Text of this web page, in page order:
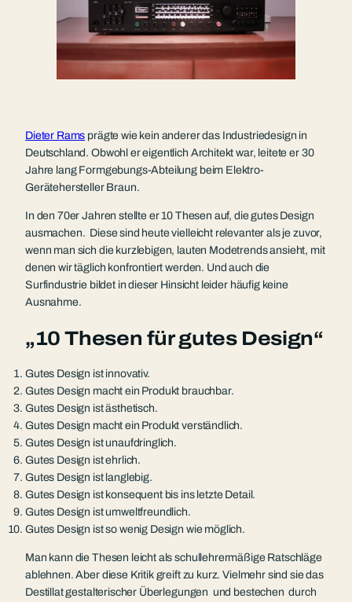
Dieter Rams prägte wie kein anderer das Industriedesign in
Deutschland. Obwohl er eigentlich Architekt war, leitete er 30
Jahre lang Formgebungs-Abteilung beim Elektro-
Gerätehersteller Braun.
In den 70er Jahren stellte er 10 Thesen auf, die gutes Design
ausmachen. Diese sind heute vielleicht relevanter als je zuvor,
wenn man sich die kurzlebigen, lauten Modetrends ansieht, mit
denen wir täglich konfrontiert werden. Und auch die
Surfindustrie bildet in dieser Hinsicht leider häufig keine
Ausnahme.
„10 Thesen für gutes Design“
Gutes Design ist innovativ.
Gutes Design macht ein Produkt brauchbar.
Gutes Design ist ästhetisch.
Gutes Design macht ein Produkt verständlich.
Gutes Design ist unaufdringlich.
Gutes Design ist ehrlich.
Gutes Design ist langlebig.
Gutes Design ist konsequent bis ins letzte Detail.
Gutes Design ist umweltfreundlich.
Gutes Design ist so wenig Design wie möglich.
Man kann die Thesen leicht als schullehrermäßige Ratschläge
ablehnen. Aber diese Kritik greift zu kurz. Vielmehr sind sie das
Destillat gestalterischer Überlegungen und bestechen durch